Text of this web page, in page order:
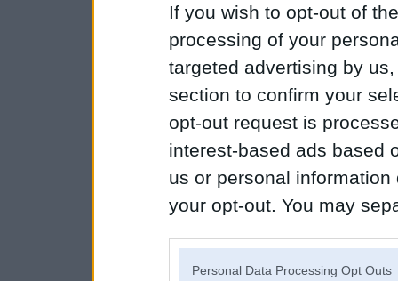
If you wish to opt-out of
processing of your
targeted advertising by
section to confirm your
opt-out request is
interest-based ads based
us or personal
your opt-out. You may
Personal Data Processing Opt Outs